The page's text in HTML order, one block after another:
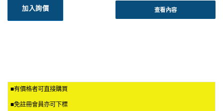
加入詢價 查看內容
■有價格者可直接購買
■免註冊會員亦可下標